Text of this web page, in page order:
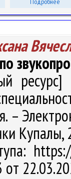
–
Купалы,
от